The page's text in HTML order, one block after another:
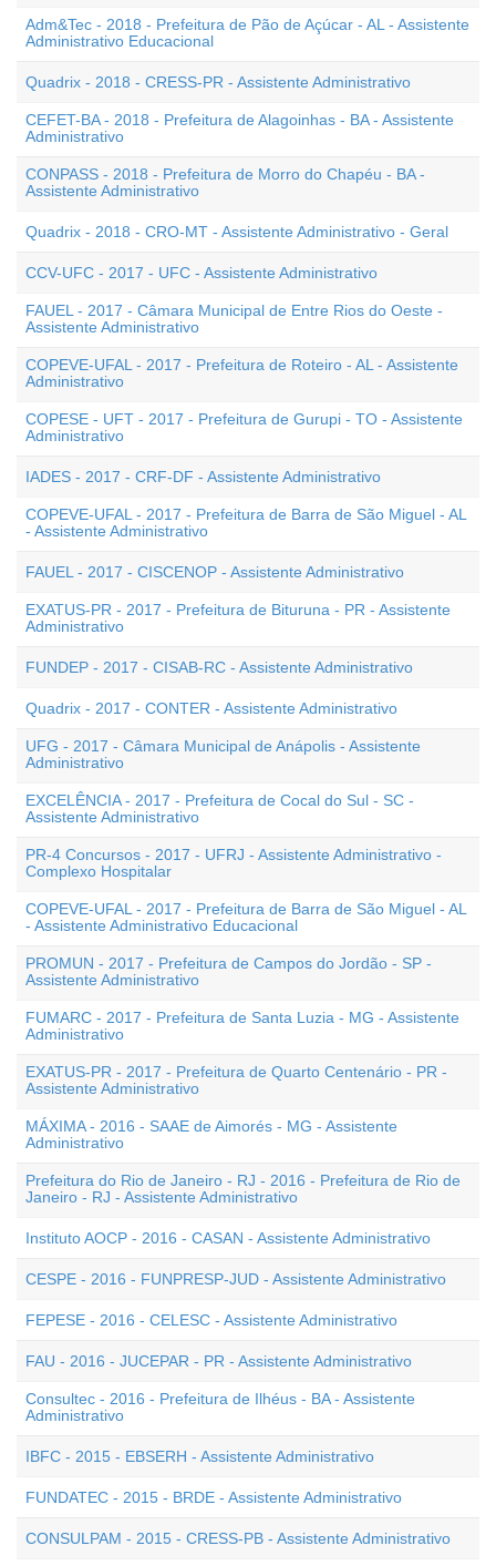
Adm&Tec - 2018 - Prefeitura de Pão de Açúcar - AL - Assistente
Administrativo Educacional
Quadrix - 2018 - CRESS-PR - Assistente Administrativo
CEFET-BA - 2018 - Prefeitura de Alagoinhas - BA - Assistente
Administrativo
CONPASS - 2018 - Prefeitura de Morro do Chapéu - BA -
Assistente Administrativo
Quadrix - 2018 - CRO-MT - Assistente Administrativo - Geral
CCV-UFC - 2017 - UFC - Assistente Administrativo
FAUEL - 2017 - Câmara Municipal de Entre Rios do Oeste -
Assistente Administrativo
COPEVE-UFAL - 2017 - Prefeitura de Roteiro - AL - Assistente
Administrativo
COPESE - UFT - 2017 - Prefeitura de Gurupi - TO - Assistente
Administrativo
IADES - 2017 - CRF-DF - Assistente Administrativo
COPEVE-UFAL - 2017 - Prefeitura de Barra de São Miguel - AL
- Assistente Administrativo
FAUEL - 2017 - CISCENOP - Assistente Administrativo
EXATUS-PR - 2017 - Prefeitura de Bituruna - PR - Assistente
Administrativo
FUNDEP - 2017 - CISAB-RC - Assistente Administrativo
Quadrix - 2017 - CONTER - Assistente Administrativo
UFG - 2017 - Câmara Municipal de Anápolis - Assistente
Administrativo
EXCELÊNCIA - 2017 - Prefeitura de Cocal do Sul - SC -
Assistente Administrativo
PR-4 Concursos - 2017 - UFRJ - Assistente Administrativo -
Complexo Hospitalar
COPEVE-UFAL - 2017 - Prefeitura de Barra de São Miguel - AL
- Assistente Administrativo Educacional
PROMUN - 2017 - Prefeitura de Campos do Jordão - SP -
Assistente Administrativo
FUMARC - 2017 - Prefeitura de Santa Luzia - MG - Assistente
Administrativo
EXATUS-PR - 2017 - Prefeitura de Quarto Centenário - PR -
Assistente Administrativo
MÁXIMA - 2016 - SAAE de Aimorés - MG - Assistente
Administrativo
Prefeitura do Rio de Janeiro - RJ - 2016 - Prefeitura de Rio de
Janeiro - RJ - Assistente Administrativo
Instituto AOCP - 2016 - CASAN - Assistente Administrativo
CESPE - 2016 - FUNPRESP-JUD - Assistente Administrativo
FEPESE - 2016 - CELESC - Assistente Administrativo
FAU - 2016 - JUCEPAR - PR - Assistente Administrativo
Consultec - 2016 - Prefeitura de Ilhéus - BA - Assistente
Administrativo
IBFC - 2015 - EBSERH - Assistente Administrativo
FUNDATEC - 2015 - BRDE - Assistente Administrativo
CONSULPAM - 2015 - CRESS-PB - Assistente Administrativo